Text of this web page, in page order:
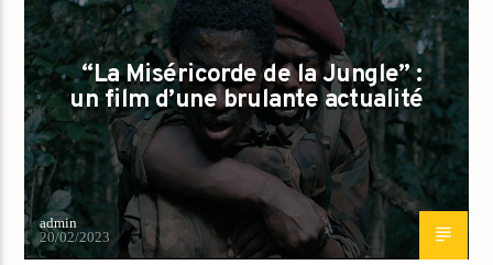
“La Miséricorde de la Jungle” :
un film d’une brulante actualité
admin
20/02/2023